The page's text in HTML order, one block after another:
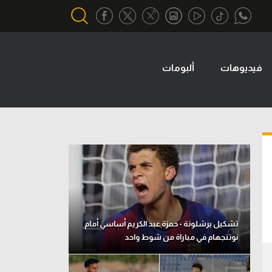
تحقيق في الجول
تقرير في الجول
تحليل في الجول
حكايات في الجول
كويز في الجول
فيديو في الجول
فيديوهات ألبومات
تشكيل برشلونة - حمزة عبد الكريم أساسي أمام
نوتنجهام في مباراة من شوط واحد